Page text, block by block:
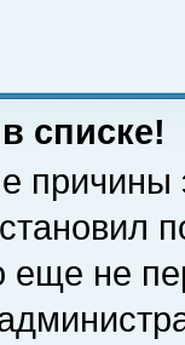
списке!
причины
еще не